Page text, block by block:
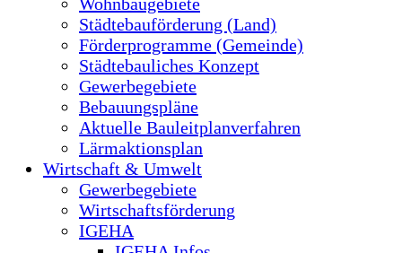
Städtebauförderung (Land)
Förderprogramme (Gemeinde)
Städtebauliches Konzept
Gewerbegebiete
Bebauungspläne
Aktuelle Bauleitplanverfahren
Lärmaktionsplan
Wirtschaft & Umwelt
Gewerbegebiete
Wirtschaftsförderung
IGEHA